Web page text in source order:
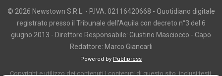
© 2026 Newstown S.R.L. - P.IVA: 02116420668 - Quotidiano digitale
registrato presso il Tribunale dell'Aquila con decreto n°3 del 6
giugno 2013 - Direttore Responsabile: Giustino Masciocco - Capo
Redattore: Marco Giancarli
Powered by Publipress
Copyright e utilizzo dei contenuti I contenuti di questo sito, inclusi testi,